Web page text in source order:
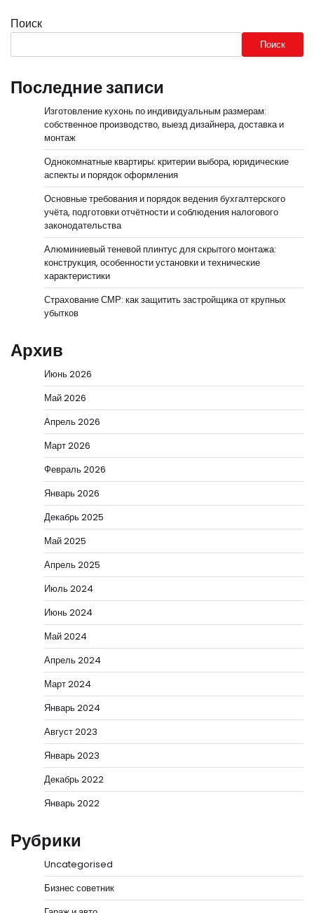
Поиск
Поиск
Последние записи
Изготовление кухонь по индивидуальным размерам:
собственное производство, выезд дизайнера, доставка и
монтаж
Однокомнатные квартиры: критерии выбора, юридические
аспекты и порядок оформления
Основные требования и порядок ведения бухгалтерского
учёта, подготовки отчётности и соблюдения налогового
законодательства
Алюминиевый теневой плинтус для скрытого монтажа:
конструкция, особенности установки и технические
характеристики
Страхование СМР: как защитить застройщика от крупных
убытков
Архив
Июнь 2026
Май 2026
Апрель 2026
Март 2026
Февраль 2026
Январь 2026
Декабрь 2025
Май 2025
Апрель 2025
Июль 2024
Июнь 2024
Май 2024
Апрель 2024
Март 2024
Январь 2024
Август 2023
Январь 2023
Декабрь 2022
Январь 2022
Рубрики
Uncategorised
Бизнес советник